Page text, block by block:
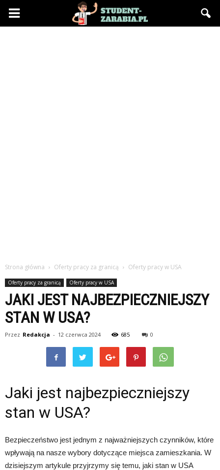
Blog
Strona główna Oferty pracy za granicą Oferty pracy w USA
Oferty pracy za granicą Oferty pracy w USA
JAKI JEST NAJBEZPIECZNIEJSZY
STAN W USA?
Przez Redakcja - 12 czerwca 2024 685 0
Jaki jest najbezpieczniejszy
stan w USA?
Bezpieczeństwo jest jednym z najważniejszych czynników, które
wpływają na nasze wybory dotyczące miejsca zamieszkania. W
dzisiejszym artykule przyjrzymy się temu, jaki stan w USA